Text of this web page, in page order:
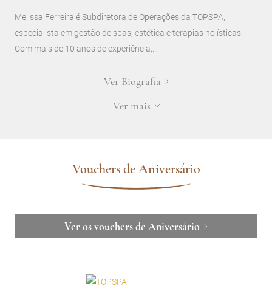
Melissa Ferreira é Subdiretora de Operações da TOPSPA,
especialista em gestão de spas, estética e terapias holísticas.
Com mais de 10 anos de experiência,...
Ver Biografia
Ver mais
Vouchers de Aniversário
Ver os vouchers de Aniversário